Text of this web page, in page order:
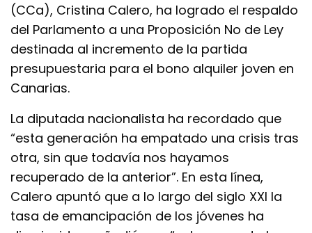
(CCa), Cristina Calero, ha logrado el respaldo
del Parlamento a una Proposición No de Ley
destinada al incremento de la partida
presupuestaria para el bono alquiler joven en
Canarias.
La diputada nacionalista ha recordado que
“esta generación ha empatado una crisis tras
otra, sin que todavía nos hayamos
recuperado de la anterior”. En esta línea,
Calero apuntó que a lo largo del siglo XXI la
tasa de emancipación de los jóvenes ha